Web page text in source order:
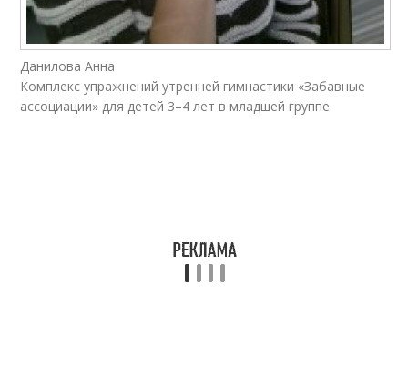
Данилова Анна
Комплекс упражнений утренней гимнастики «Забавные
ассоциации» для детей 3–4 лет в младшей группе